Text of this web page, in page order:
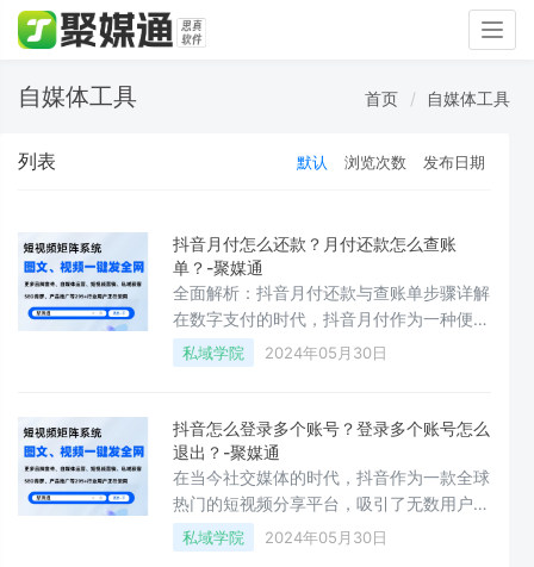
自媒体工具 首页 自媒体工具
列表 默认 浏览次数 发布日期
抖音月付怎么还款？月付还款怎么查账
单？-聚媒通
全面解析：抖音月付还款与查账单步骤详解
在数字支付的时代，抖音月付作为一种便捷
的消费方式，已经越来越受到用户的欢迎。
对于如何还款和查询账单，一些用户可能还
助你更好地管理和使用抖音月付服务。**抖
音月付怎么还款？**抖音月付还款主要有以
下几个步骤：1. **登录账号**：你需要通过
手机或电脑登录你的抖音账号，确保账号是
绑定月付服务的。2. **进入月付中
私域学院 2024年05月30日
抖音怎么登录多个账号？登录多个账号怎么
退出？-聚媒通
在当今社交媒体的时代，抖音作为一款全球
热门的短视频分享平台，吸引了无数用户。
有时，我们可能需要在同一个设备上管理或
切换多个抖音账号，无论是为了工作需求还
私域学院 2024年05月30日